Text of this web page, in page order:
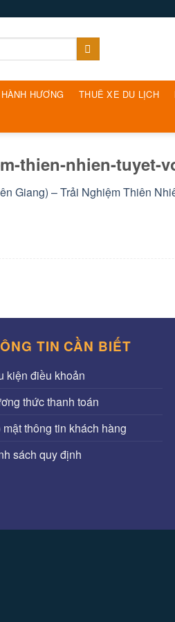
HƯƠNG THUÊ XE DU LỊCH
thien-nhien-tuyet-
Giang) – Trải Nghiệm Thiên
TIN CẦN BIẾT
kiện điều khoản
thức thanh toán
mật thông tin khách hàng
sách quy định